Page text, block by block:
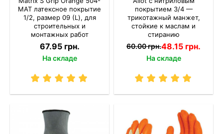
MAT латексное покрытие
1/2, размер 09 (L), для
строительных и
монтажных работ
67.95 грн.
На складе
покрытием 3/4 —
трикотажный манжет,
стойкие к маслам и
стиранию
48.15 грн.
60.00 грн.
На складе